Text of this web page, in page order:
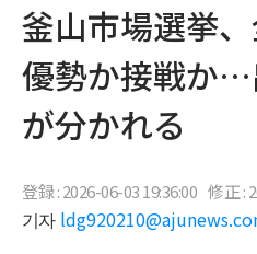
釜山市場選挙
優勢か接戦か
が分かれる
登録 : 2026-06-03 19:36:00 修正 :
기자